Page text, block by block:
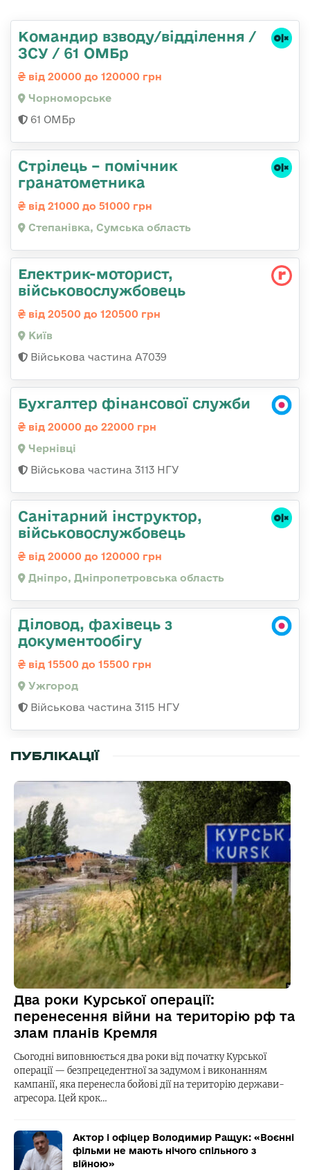
Командир взводу/відділення /
ЗСУ / 61 ОМБр
від 20000 до 120000 грн
Чорноморське
61 ОМБр
Стрілець – помічник
гранатометника
від 21000 до 51000 грн
Степанівка, Сумська область
Електрик-моторист,
військовослужбовець
від 20500 до 120500 грн
Київ
Військова частина А7039
Бухгалтер фінансової служби
від 20000 до 22000 грн
Чернівці
Військова частина 3113 НГУ
Санітарний інструктор,
військовослужбовець
від 20000 до 120000 грн
Дніпро, Дніпропетровська область
Діловод, фахівець з
документообігу
від 15500 до 15500 грн
Ужгород
Військова частина 3115 НГУ
ПУБЛІКАЦІЇ
Два роки Курської операції:
перенесення війни на територію рф та
злам планів Кремля
Сьогодні виповнюється два роки від початку Курської
операції — безпрецедентної за задумом і виконанням
кампанії, яка перенесла бойові дії на територію держави-
агресора. Цей крок…
Актор і офіцер Володимир Ращук: «Воєнні
фільми не мають нічого спільного з
війною»